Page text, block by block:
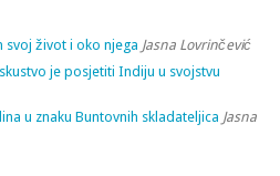
svoj život i oko njega Jasna Lovrinčević
je posjetiti Indiju u svojstvu
u znaku Buntovnih skladateljica Jasna